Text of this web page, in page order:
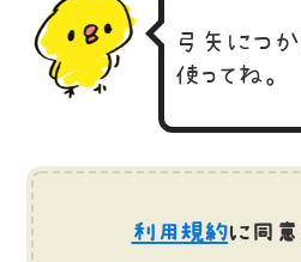
弓矢につか
使ってね。
利用規約に同意